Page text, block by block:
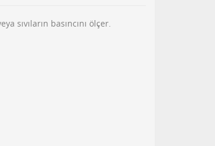
sıvıların basıncını ölçer.